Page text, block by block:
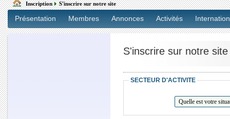
Inscription S'inscrire sur notre site
Présentation Membres Annonces Activités
S'inscrire sur notre site
SECTEUR D'ACTIVITE